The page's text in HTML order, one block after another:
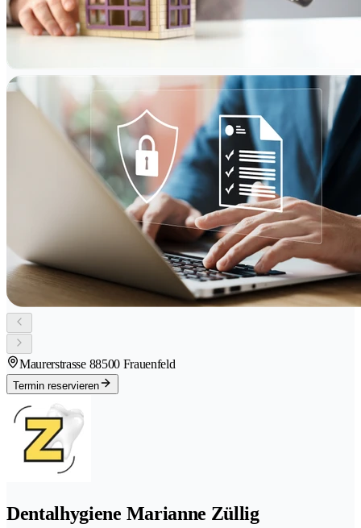
Maurerstrasse 88500 Frauenfeld
Termin reservieren
Dentalhygiene Marianne Züllig